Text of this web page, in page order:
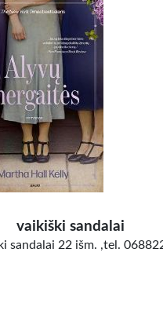
vaikiški sandalai
sandalai 22 išm. ,tel.